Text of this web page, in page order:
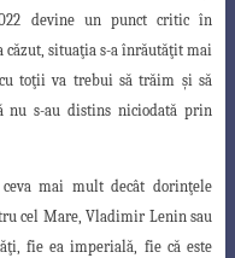
devine un punct critic în
căzut, situaţia s-a înrăutăţit mai
toţii va trebui să trăim şi să
nu s-au distins niciodată prin
mai mult decât dorinţele
cel Mare, Vladimir Lenin sau
fie ea imperială, fie că este